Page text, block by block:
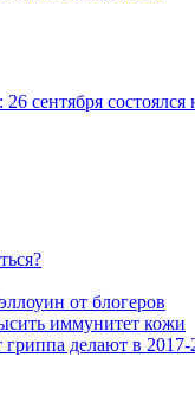
сентября
от блогеров
иммунитет кожи
делают в 2017-